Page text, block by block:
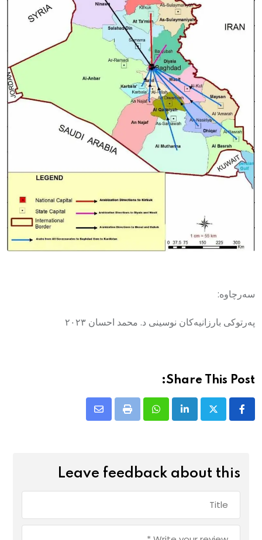
سەرچاوە:
پەرتوکی بارزانیەکان نوسینی د. محمد احسان ٢٠٢٣
Share This Post:
Leave feedback about this